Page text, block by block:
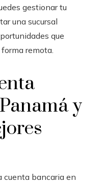
gestionar tu
una sucursal
que
remota.
y
cuenta bancaria en